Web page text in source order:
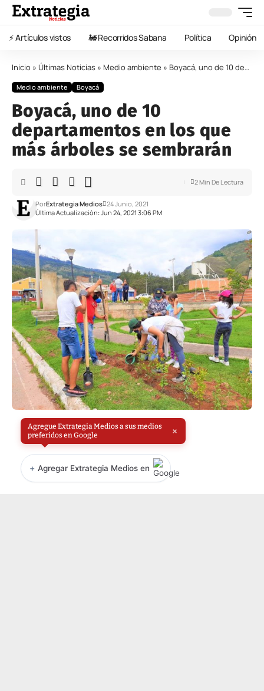
⚡️ Artículos vistos 🚂 Recorridos Sabana Política Opinión
Inicio » Últimas Noticias » Medio ambiente » Boyacá, uno de 10 departamentos en los que más árboles se sembrarán
Medio ambiente Boyacá
Boyacá, uno de 10
departamentos en los que
más árboles se sembrarán
Última Actualización: Jun 24, 2021 3:06 PM
PorExtrategia Medios 24 Junio, 2021
2 Min De Lectura
Agregue Extrategia Medios a sus medios
preferidos en Google
×
+ Agregar Extrategia Medios en